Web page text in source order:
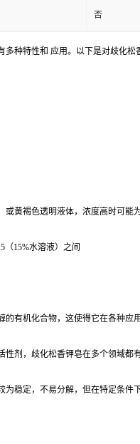
否
多种特性和 应用。以下是对歧化松
或黄褐色透明液体，浓度高时可能
（15%水溶液）之间
有机化合物，这使得它在各种应
剂，歧化松香钾皂在多个领域都有
稳定，不易分解，但在特定条件